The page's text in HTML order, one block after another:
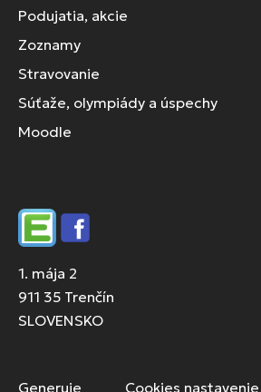
Podujatia, akcie
Zoznamy
Stravovanie
Súťaže, olympiády a úspechy
Moodle
EdupageFacebook
1. mája 2
911 35 Trenčín
SLOVENSKO
Generuje Cookies nastavenie